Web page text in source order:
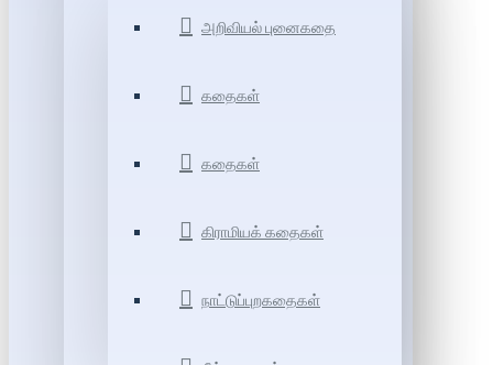
அறிவியல் புனைகதை
கதைகள்
கதைகள்
கிராமியக் கதைகள்
நாட்டுப்புறகதைகள்